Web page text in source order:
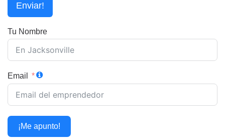
Enviar!
Tu Nombre
Email
¡Me apunto!